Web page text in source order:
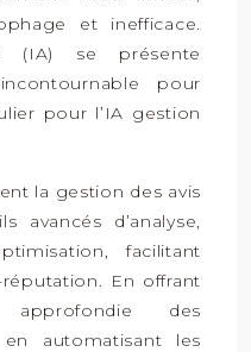
et inefficace.
(IA) se présente
pour
pour l’IA gestion
la gestion des avis
avancés d’analyse,
facilitant
En offrant
approfondie des
automatisant les